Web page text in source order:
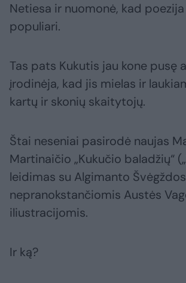
Netiesa ir nuomonė, kad
populiari.
Tas pats Kukutis jau kone pusę
įrodinėja, kad jis mielas ir
kartų ir skonių skaitytojų.
Štai neseniai pasirodė naujas
Martinaičio „Kukučio baladžių“
leidimas su Algimanto
nepranokstančiomis Austės
iliustracijomis.
Ir ką?